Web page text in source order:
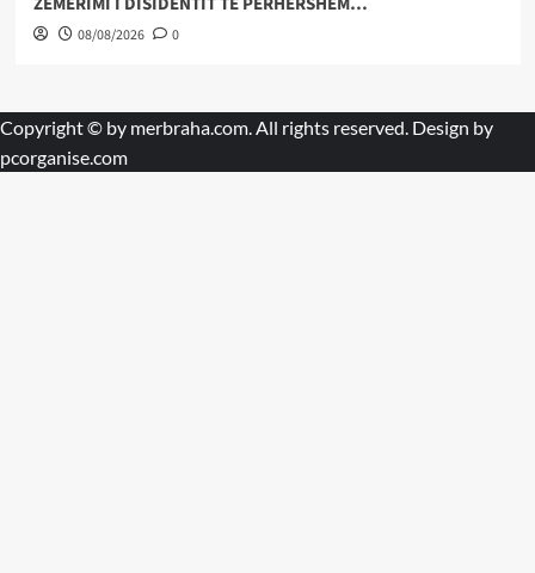
08/08/2026 0
Copyright © by merbraha.com. All rights reserved. Design by
pcorganise.com